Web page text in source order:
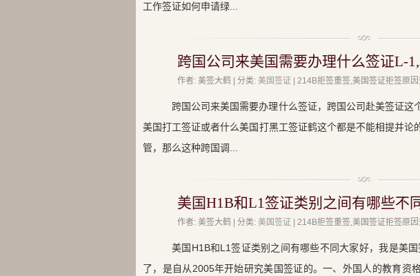
工作签证如何申请绿...
跨国公司来美国需要办理什么签证L-
作者: 美签大鹤 | 分类: 美国签证 | 214B拒签重签,美国签证拒签原
跨国公司来美国需要办理什么签证，跨国公司赴美签证这
美国打工签证或者什么美国打黑工签证鹤这个都是不能相提并论
管，那么这种跨国调...
美国H1B和L1签证类别之间有哪些不
作者: 美签大鹤 | 分类: 美国签证 | 214B拒签重签,美国签证拒签原
美国H1B和L1签证类别之间有哪些不同大家好，我是美
了，是自从2005年开始研究美国签证的。一、外国人的教育资